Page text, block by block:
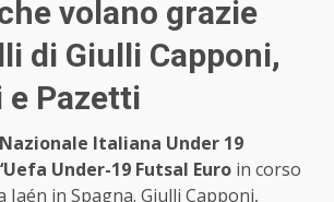
volano grazie
di Giulli Capponi,
Pazetti
Nazionale Italiana Under 19
‘Uefa Under-19 Futsal Euro in corso
in Spagna. Giulli Capponi,